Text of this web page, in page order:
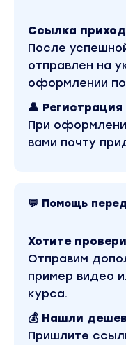
обучения.
Вы находитесь
схема 2021.
версия
платформы и
посмотреть
году.
составляет 9000
Ссылка
После
отправлен на
оформлении
👤
При
вами почту
💬 Помощь
Хотите
Отправим
пример видео
курса.
💰 Нашли
Пришлите